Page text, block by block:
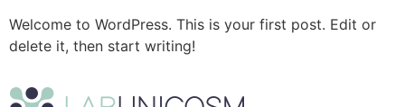
Welcome to WordPress. This is your first post. Edit or
delete it, then start writing!